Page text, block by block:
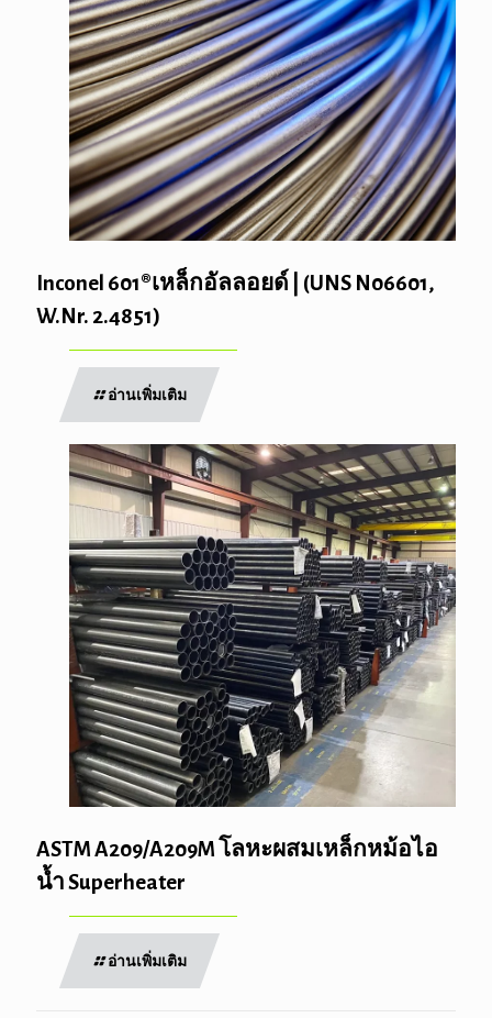
Inconel 601®เหล็กอัลลอยด์ | (UNS N06601,
W.Nr. 2.4851)
อ่านเพิ่มเติม
ASTM A209/A209M โลหะผสมเหล็กหม้อไอ
น้ำ Superheater
อ่านเพิ่มเติม